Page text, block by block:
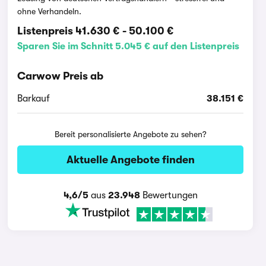
ohne Verhandeln.
Listenpreis 41.630 € - 50.100 €
Sparen Sie im Schnitt 5.045 € auf den Listenpreis
Carwow Preis ab
Barkauf 38.151 €
Bereit personalisierte Angebote zu sehen?
Aktuelle Angebote finden
4,6/5aus 23.948Bewertungen